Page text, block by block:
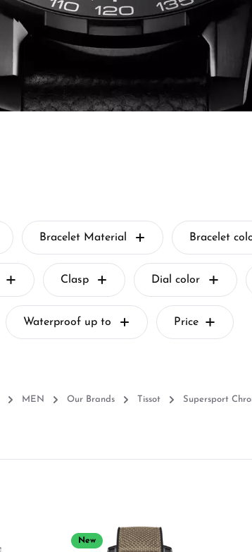
Bracelet Material Bracelet
Clasp Dial color
Waterproof up to Price
MEN Our Brands Tissot Supersport
New